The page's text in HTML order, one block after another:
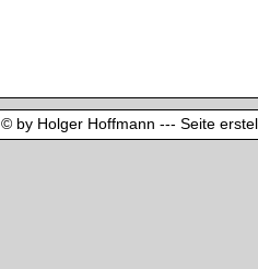
© by Holger Hoffmann --- Seite